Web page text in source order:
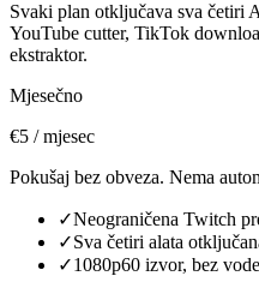
Svaki plan otključava sva četiri
YouTube cutter, TikTok
ekstraktor.
Mjesečno
€5 / mjesec
Pokušaj bez obveza. Nema
✓Neograničena Twitch
✓Sva četiri alata
✓1080p60 izvor, bez